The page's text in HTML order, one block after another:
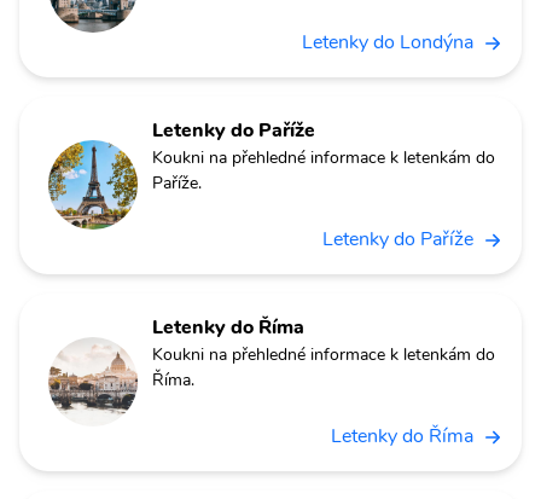
Letenky do Londýna
Letenky do Paříže
Koukni na přehledné informace k letenkám do
Paříže.
Letenky do Paříže
Letenky do Říma
Koukni na přehledné informace k letenkám do
Říma.
Letenky do Říma